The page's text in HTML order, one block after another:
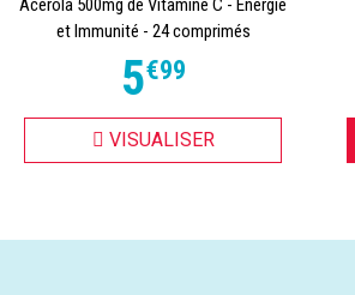
Acérola 500mg de Vitamine C - Energie
et Immunité - 24 comprimés
5€99
VISUALISER